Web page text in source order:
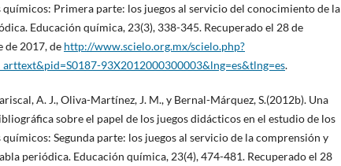
químicos: Primera parte: los juegos al servicio del conocimiento de la
Educación química, 23(3), 338-345. Recuperado el 28 de
de 2017, de http://www.scielo.org.mx/scielo.php?
93X2012000300003&lng=es&tlng=es.
A. J., Oliva-Martínez, J. M., y Bernal-Márquez, S.(2012b). Una
sobre el papel de los juegos didácticos en el estudio de los
químicos: Segunda parte: los juegos al servicio de la comprensión y
periódica. Educación química, 23(4), 474-481. Recuperado el 28